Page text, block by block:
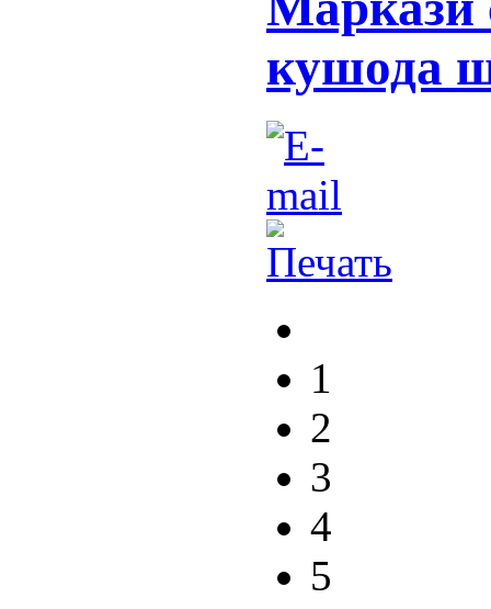
кушода
1
2
3
4
5